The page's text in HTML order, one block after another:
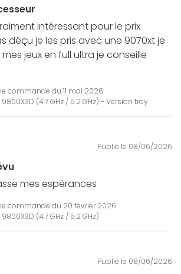
intéressant pour le prix
déçu je les pris avec une 9070xt je
jeux en full ultra je conseille
commande du 11 mai 2026
9800X3D (4.7 GHz / 5.2 GHz) - Version tray
Publié le 08/06/2026
mes espérances
commande du 20 février 2026
(4.7 GHz / 5.2 GHz)
Publié le 08/06/2026